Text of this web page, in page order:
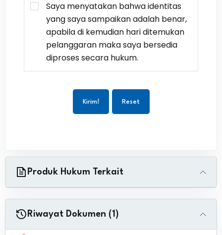
Saya menyatakan bahwa identitas
yang saya sampaikan adalah benar,
apabila di kemudian hari ditemukan
pelanggaran maka saya bersedia
diproses secara hukum.
Kirim! Reset
Produk Hukum Terkait
Riwayat Dokumen (1)